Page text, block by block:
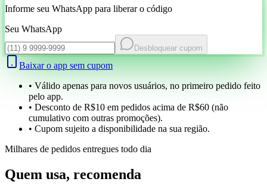
Informe seu WhatsApp para liberar o código
Seu WhatsApp
Desbloquear cupom
Baixar o app sem cupom
• Válido apenas para novos usuários, no primeiro pedido feito
pelo app.
• Desconto de R$10 em pedidos acima de R$60 (não
cumulativo com outras promoções).
• Cupom sujeito a disponibilidade na sua região.
Milhares de pedidos entregues todo dia
Quem usa, recomenda